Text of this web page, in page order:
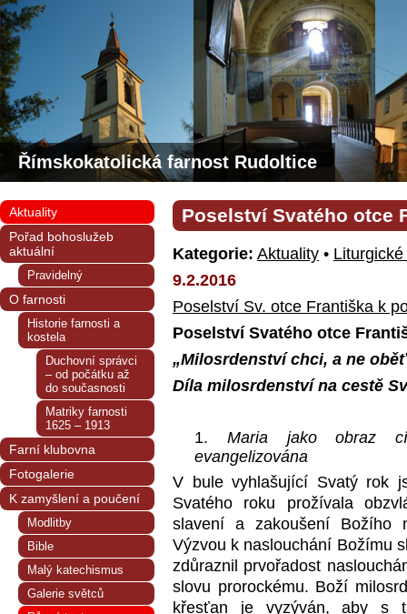
Římskokatolická farnost Rudoltice
Poselství Svatého otce
Kategorie: Aktuality •
9.2.2016
Poselství Sv. otce Františka k
Poselství Svatého otce
„Milosrdenství chci, a ne
Díla milosrdenství na cestě
Maria jako obraz
evangelizována
V bule vyhlašující Svatý rok
Svatého roku prožívala
slavení a zakoušení Božího
Výzvou k naslouchání Božímu
zdůraznil prvořadost
slovu prorockému. Boží
křesťan je vyzýván, aby s
Aktuality
Pořad bohoslužeb
aktuální
Pravidelný
O farnosti
Historie farnosti a
kostela
Duchovní správci
– od počátku až
do současnosti
Matriky farnosti
1625 – 1913
Farní klubovna
Fotogalerie
K zamyšlení a poučení
Modlitby
Bible
Malý katechismus
Galerie světců